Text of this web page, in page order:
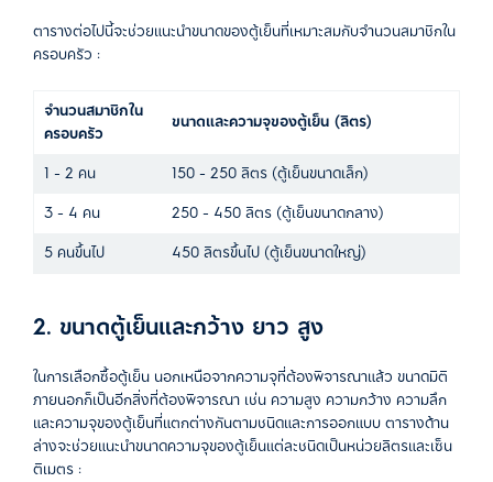
ตารางต่อไปนี้จะช่วยแนะนำขนาดของตู้เย็นที่เหมาะสมกับจำนวนสมาชิกใน
ครอบครัว :
จำนวนสมาชิกใน
ครอบครัว
ขนาดและความจุของตู้เย็น (ลิตร)
1 - 2 คน
150 - 250 ลิตร (ตู้เย็นขนาดเล็ก)
3 - 4 คน
250 - 450 ลิตร (ตู้เย็นขนาดกลาง)
5 คนขึ้นไป
450 ลิตรขึ้นไป (ตู้เย็นขนาดใหญ่)
2. ขนาดตู้เย็นและกว้าง ยาว สูง
ในการเลือกซื้อตู้เย็น นอกเหนือจากความจุที่ต้องพิจารณาแล้ว ขนาดมิติ
ภายนอกก็เป็นอีกสิ่งที่ต้องพิจารณา เช่น ความสูง ความกว้าง ความลึก
และความจุของตู้เย็นที่แตกต่างกันตามชนิดและการออกแบบ ตารางด้าน
ล่างจะช่วยแนะนำขนาดความจุของตู้เย็นแต่ละชนิดเป็นหน่วยลิตรและเซ็น
ติเมตร :